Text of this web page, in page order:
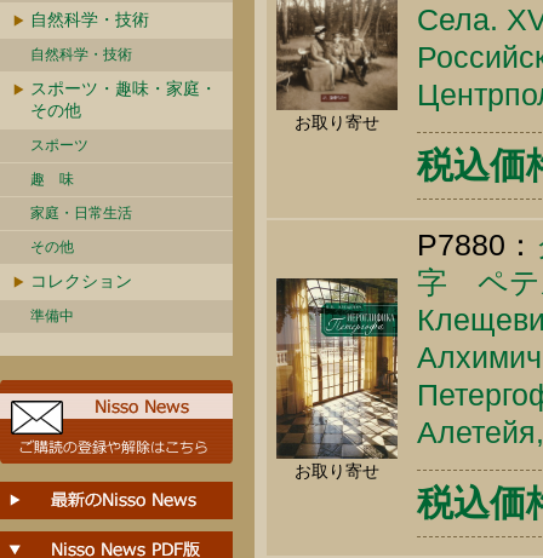
自然科学・技術
自然科学・技術
スポーツ・趣味・家庭・
その他
スポーツ
趣 味
家庭・日常生活
その他
コレクション
準備中
お取り寄せ
Села.
税込価
お取り寄せ
P7880：
字 ペテ
税込価